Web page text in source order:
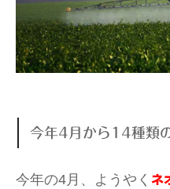
今年4月から14種類
今年の4月、ようやく ネ